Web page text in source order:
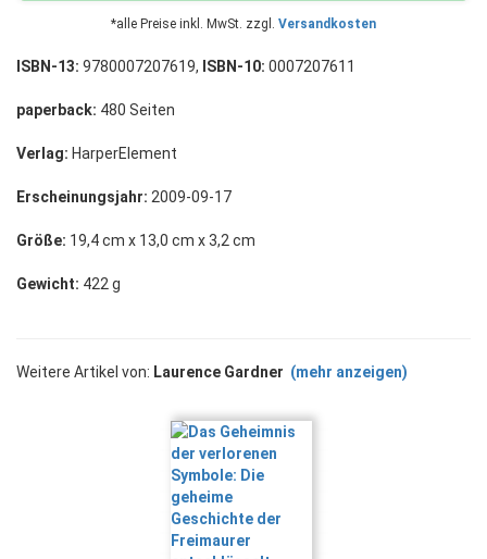
*alle Preise inkl. MwSt. zzgl. Versandkosten
ISBN-13: 9780007207619, ISBN-10: 0007207611
paperback: 480 Seiten
Verlag: HarperElement
Erscheinungsjahr: 2009-09-17
Größe: 19,4 cm x 13,0 cm x 3,2 cm
Gewicht: 422 g
Weitere Artikel von: Laurence Gardner (mehr anzeigen)